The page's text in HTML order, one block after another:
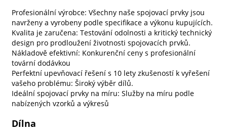
Profesionální výrobce: Všechny naše spojovací prvky jsou
navrženy a vyrobeny podle specifikace a výkonu kupujících.
Kvalita je zaručena: Testování odolnosti a kritický technický
design pro prodloužení životnosti spojovacích prvků.
Nákladově efektivní: Konkurenční ceny s profesionální
tovární dodávkou
Perfektní upevňovací řešení s 10 lety zkušeností k vyřešení
vašeho problému: Široký výběr dílů.
Ideální spojovací prvky na míru: Služby na míru podle
nabízených vzorků a výkresů
Dílna